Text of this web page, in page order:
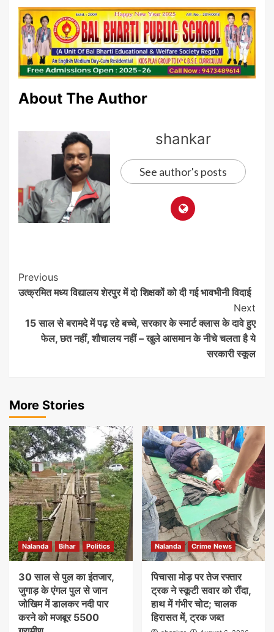
About The Author
shankar
See author's posts
Post
Navigation
Previous
उत्क्रमित मध्य विद्यालय शेरपुर में दो शिक्षकों को दी गई भावभीनी विदाई
Next
15 साल से बरामदे में पढ़ रहे बच्चे, सरकार के स्मार्ट क्लास के दावे हुए
फेल, छत नहीं, शौचालय नहीं – खुले आसमान के नीचे चलता है ये
सरकारी स्कूल
More Stories
Nalanda Bihar Politics
30 साल से पुल का इंतजार,
जुगाड़ के एंगल पुल से जान
जोखिम में डालकर नदी पार
करने को मजबूर 5500
Nalanda Crime News
पिचासा मोड़ पर तेज रफ्तार
ट्रक ने स्कूटी सवार को रौंदा,
हाथ में गंभीर चोट; चालक
हिरासत में, ट्रक जब्त